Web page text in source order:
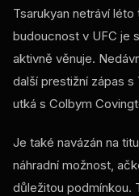
Tsarukyan netráví
budoucnost v UFC je
aktivně věnuje.
další prestižní zápas
utká s Colbym
Je také navázán na
náhradní možnost,
důležitou podmínkou.